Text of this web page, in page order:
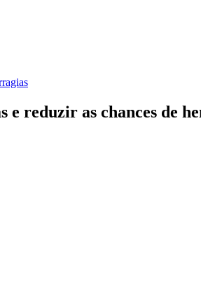
e reduzir as chances de